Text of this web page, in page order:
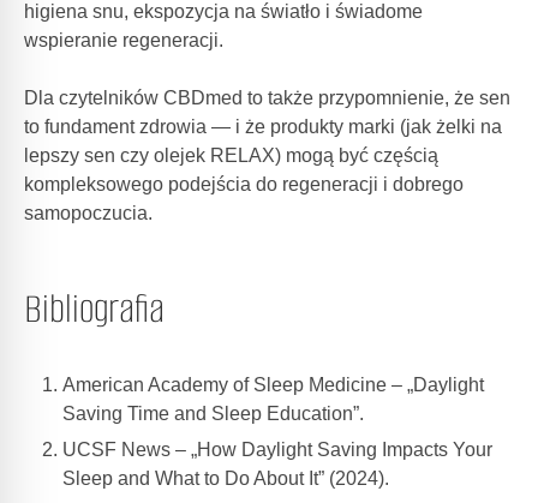
higiena snu, ekspozycja na światło i świadome
wspieranie regeneracji.
Dla czytelników CBDmed to także przypomnienie, że sen
to fundament zdrowia — i że produkty marki (jak żelki na
lepszy sen czy olejek RELAX) mogą być częścią
kompleksowego podejścia do regeneracji i dobrego
samopoczucia.
Bibliografia
American Academy of Sleep Medicine – „Daylight
Saving Time and Sleep Education”.
UCSF News – „How Daylight Saving Impacts Your
Sleep and What to Do About It” (2024).